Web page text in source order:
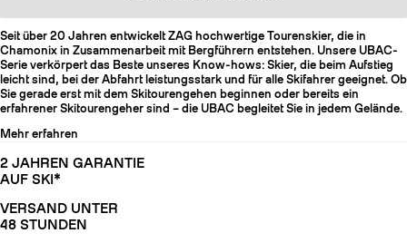
Seit über 20 Jahren entwickelt ZAG hochwertige Tourenskier, die in
Chamonix in Zusammenarbeit mit Bergführern entstehen. Unsere UBAC-
Serie verkörpert das Beste unseres Know-hows: Skier, die beim Aufstieg
leicht sind, bei der Abfahrt leistungsstark und für alle Skifahrer geeignet. Ob
Sie gerade erst mit dem Skitourengehen beginnen oder bereits ein
erfahrener Skitourengeher sind – die UBAC begleitet Sie in jedem Gelände.
Mehr erfahren
2 JAHREN GARANTIE
AUF SKI*
VERSAND UNTER
48 STUNDEN